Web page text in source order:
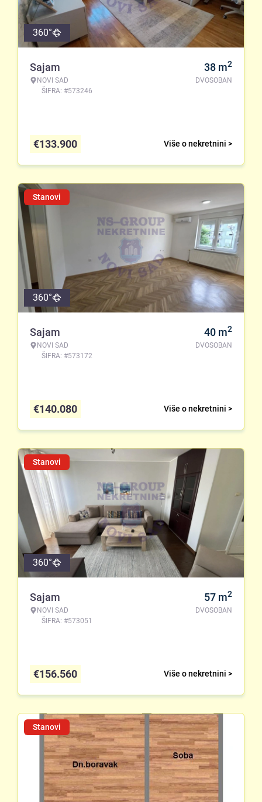
360°
Sajam
NOVI SAD
ŠIFRA: #573246
38 m2
DVOSOBAN
Više o nekretnini >
€133.900
Stanovi
360°
Sajam
NOVI SAD
ŠIFRA: #573172
40 m2
DVOSOBAN
Više o nekretnini >
€140.080
Stanovi
360°
Sajam
NOVI SAD
ŠIFRA: #573051
57 m2
DVOSOBAN
Više o nekretnini >
€156.560
Stanovi